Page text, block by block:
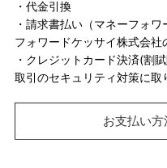
・代金引換
・請求書払い（マネーフォ
フォワードケッサイ株式会社
・クレジットカード決済(割
取引のセキュリティ対策に取
お支払い